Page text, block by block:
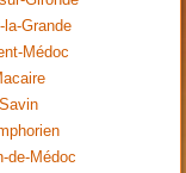
Grande
Médoc
de-Médoc